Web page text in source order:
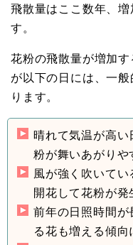
飛散量はここ数年、
す。
花粉の飛散量が増加
が以下の日には、一
ります。
晴れて気温が高
粉が舞いあがりや
風が強く吹いて
開花して花粉が発
前年の日照時間
る花も増える傾向